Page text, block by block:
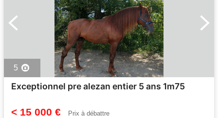
5
Exceptionnel pre alezan entier 5 ans 1m75
< 15 000 € Prix à débattre